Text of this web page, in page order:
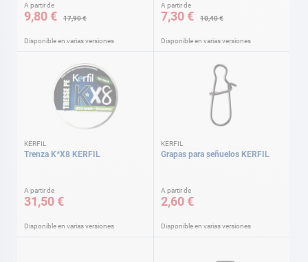
A partir de
9,80 € 17,90 €
Disponible en varias versiones
A partir de
7,30 € 10,40 €
Disponible en varias versiones
KERFIL
Trenza K*X8 KERFIL
A partir de
31,50 €
Disponible en varias versiones
KERFIL
Grapas para señuelos KERFIL
A partir de
2,60 €
Disponible en varias versiones